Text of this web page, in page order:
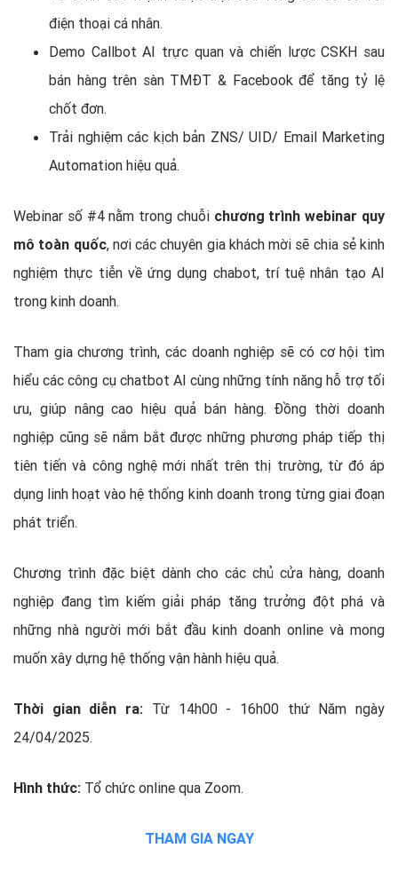
điện thoại cá nhân.
Demo Callbot AI trực quan và chiến lược CSKH sau
bán hàng trên sàn TMĐT & Facebook để tăng tỷ lệ
chốt đơn.
Trải nghiệm các kịch bản ZNS/ UID/ Email Marketing
Automation hiệu quả.
Webinar số #4 nằm trong chuỗichương trình webinar quy
mô toàn quốc, nơi các chuyên gia khách mời sẽ chia sẻ kinh
nghiệm thực tiễn về ứng dụng chabot, trí tuệ nhân tạo AI
trong kinh doanh.
Tham gia chương trình, các doanh nghiệp sẽ có cơ hội tìm
hiểu các công cụ chatbot AI cùng những tính năng hỗ trợ tối
ưu, giúp nâng cao hiệu quả bán hàng. Đồng thời doanh
nghiệp cũng sẽ nắm bắt được những phương pháp tiếp thị
tiên tiến và công nghệ mới nhất trên thị trường, từ đó áp
dụng linh hoạt vào hệ thống kinh doanh trong từng giai đoạn
phát triển.
Chương trình đặc biệt dành cho các chủ cửa hàng, doanh
nghiệp đang tìm kiếm giải pháp tăng trưởng đột phá và
những nhà người mới bắt đầu kinh doanh online và mong
muốn xây dựng hệ thống vận hành hiệu quả.
Thời gian diễn ra: Từ 14h00 - 16h00 thứ Năm ngày
24/04/2025.
Hình thức: Tổ chức online qua Zoom.
THAM GIA NGAY